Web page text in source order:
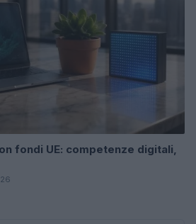
fondi UE: competenze digitali,